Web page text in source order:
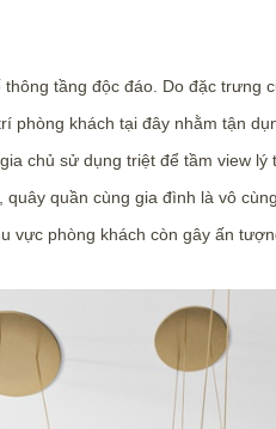
tầng độc đáo. Do đặc
khách tại đây nhằm tận
chủ sử dụng triệt để tầm view
quần cùng gia đình là vô
vực phòng khách còn gây ấn